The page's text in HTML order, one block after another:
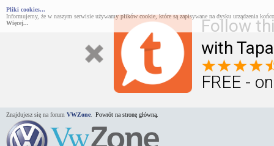
Follow
with
FREE -
Pliki cookies...
Informujemy, że w naszym serwisie używamy plików cookie, które są zapisywane na dysku urządzenia
Więcej...
Znajdujesz się na forum VWZone Powrót na stronę główną.